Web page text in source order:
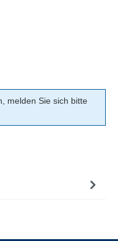
melden Sie sich bitte